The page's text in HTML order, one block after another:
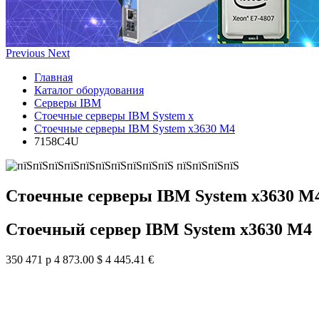
Previous Next
Главная
Каталог оборудования
Серверы IBM
Стоечные серверы IBM System x
Стоечные серверы IBM System x3630 M4
7158C4U
Стоечные серверы IBM System x3630
Стоечный сервер IBM System x3630 M4
350 471 р 4 873.00 $ 4 445.41 €